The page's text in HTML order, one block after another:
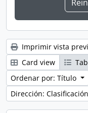
Imprimir vista
Card view
Ordenar por: Título
Dirección: